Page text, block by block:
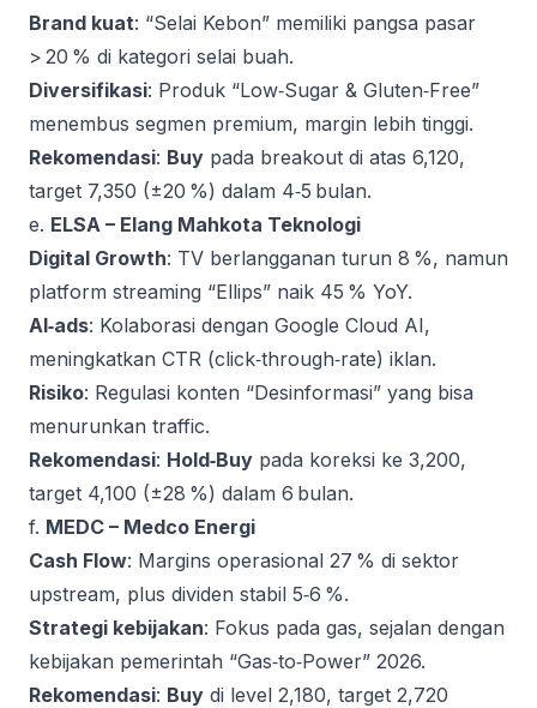
Brand kuat: “Selai Kebon” memiliki pangsa pasar
> 20 % di kategori selai buah.
Diversifikasi: Produk “Low‑Sugar & Gluten‑Free”
menembus segmen premium, margin lebih tinggi.
Rekomendasi: Buy pada breakout di atas 6,120,
target 7,350 (±20 %) dalam 4‑5 bulan.
e. ELSA – Elang Mahkota Teknologi
Digital Growth: TV berlangganan turun 8 %, namun
platform streaming “Ellips” naik 45 % YoY.
AI‑ads: Kolaborasi dengan Google Cloud AI,
meningkatkan CTR (click‑through‑rate) iklan.
Risiko: Regulasi konten “Desinformasi” yang bisa
menurunkan traffic.
Rekomendasi: Hold‑Buy pada koreksi ke 3,200,
target 4,100 (±28 %) dalam 6 bulan.
f. MEDC – Medco Energi
Cash Flow: Margins operasional 27 % di sektor
upstream, plus dividen stabil 5‑6 %.
Strategi kebijakan: Fokus pada gas, sejalan dengan
kebijakan pemerintah “Gas‑to‑Power” 2026.
Rekomendasi: Buy di level 2,180, target 2,720